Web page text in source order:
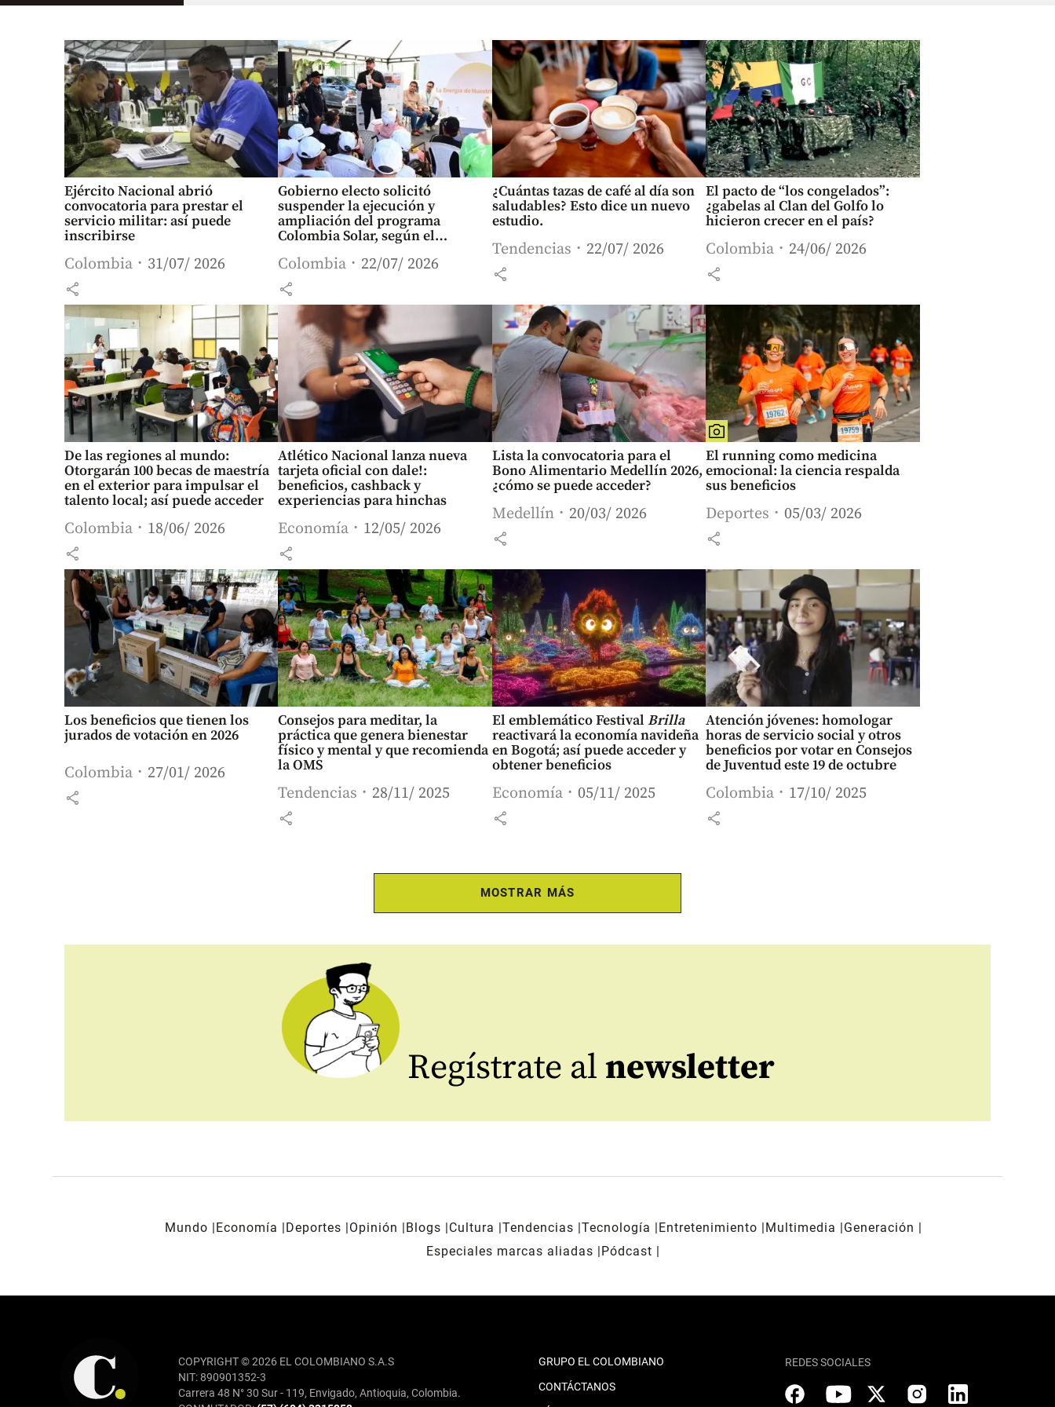
Ejército Nacional abrió
convocatoria para prestar el
servicio militar: así puede
inscribirse
Colombia 31/07/ 2026
share
Gobierno electo solicitó
suspender la ejecución y
ampliación del programa
Colombia Solar, según el
Colombia 22/07/ 2026
share
¿Cuántas tazas de café al día son
saludables? Esto dice un nuevo
estudio.
Tendencias 22/07/ 2026
share
El pacto de “los congelados”:
¿gabelas al Clan del Golfo lo
hicieron crecer en el país?
Colombia 24/06/ 2026
share
De las regiones al mundo:
Otorgarán 100 becas de maestría
en el exterior para impulsar el
talento local; así puede acceder
Colombia 18/06/ 2026
share
Atlético Nacional lanza nueva
tarjeta oficial con dale!:
beneficios, cashback y
experiencias para hinchas
Economía 12/05/ 2026
share
Lista la convocatoria para el
Bono Alimentario Medellín 2026,
¿cómo se puede acceder?
Medellín 20/03/ 2026
share
El running como medicina
emocional: la ciencia respalda
sus beneficios
Deportes 05/03/ 2026
share
Los beneficios que tienen los
jurados de votación en 2026
Colombia 27/01/ 2026
share
Consejos para meditar, la
práctica que genera bienestar
físico y mental y que recomienda
la OMS
Tendencias 28/11/ 2025
share
El emblemático FestivalBrilla
reactivará la economía navideña
en Bogotá; así puede acceder y
obtener beneficios
Economía 05/11/ 2025
share
Atención jóvenes: homologar
horas de servicio social y otros
beneficios por votar en Consejos
de Juventud este 19 de octubre
Colombia 17/10/ 2025
share
MOSTRAR MÁS
Regístrate al newsletter
Mundo Economía Deportes Opinión Blogs Cultura Tendencias Tecnología Entretenimiento Multimedia
Generación
Especiales marcas aliadas
Pódcast
COPYRIGHT © 2026 EL COLOMBIANO S.A.S
NIT: 890901352-3
Carrera 48 N° 30 Sur - 119, Envigado, Antioquia, Colombia.
GRUPO EL COLOMBIANO
CONTÁCTANOS
REDES SOCIALES